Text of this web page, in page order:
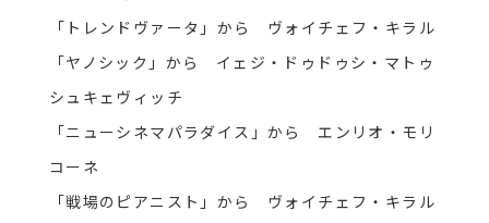
「トレンドヴァータ」から ヴォイチェフ・キラル
「ヤノシック」から イェジ・ドゥドゥシ・マトゥ
シュキェヴィッチ
「ニューシネマパラダイス」から エンリオ・モリ
コーネ
「戦場のピアニスト」から ヴォイチェフ・キラル